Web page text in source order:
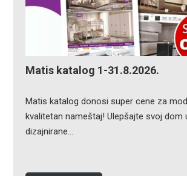
Matis katalog 1-31.8.2026.
Matis katalog donosi super cene za
kvalitetan nameštaj! Ulepšajte svoj dom
dizajnirane…